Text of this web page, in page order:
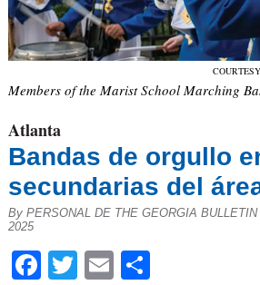
Members of the Marist School Marching
Atlanta
Bandas de orgullo
secundarias del
By PERSONAL DE THE GEORGIA BULLETIN
2025
Facebook
Twitter
EmailCompartir